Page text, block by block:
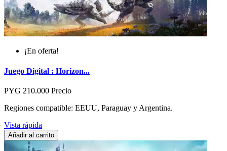
¡En oferta!
Juego Digital : Horizon...
PYG 210.000 Precio
Regiones compatible: EEUU, Paraguay y Argentina.
Vista rápida
Añadir al carrito